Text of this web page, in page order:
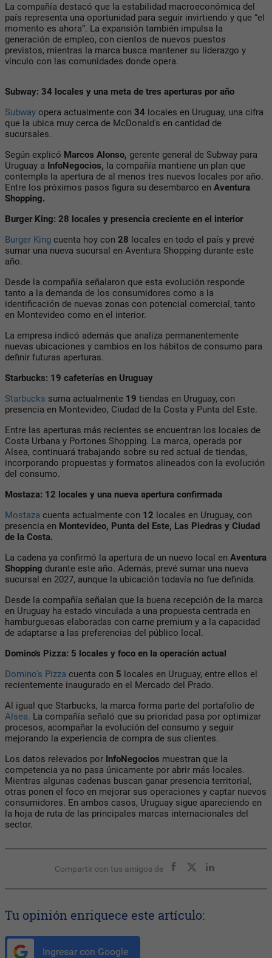
La compañía destacó que la estabilidad macroeconómica del
país representa una oportunidad para seguir invirtiendo y que “el
momento es ahora”. La expansión también impulsa la
generación de empleo, con cientos de nuevos puestos
previstos, mientras la marca busca mantener su liderazgo y
vínculo con las comunidades donde opera.
Subway: 34 locales y una meta de tres aperturas por año
Subway opera actualmente con 34 locales en Uruguay, una cifra
que la ubica muy cerca de McDonald's en cantidad de
sucursales.
Según explicó Marcos Alonso, gerente general de Subway para
Uruguay a InfoNegocios, la compañía mantiene un plan que
contempla la apertura de al menos tres nuevos locales por año.
Entre los próximos pasos figura su desembarco en Aventura
Shopping.
Burger King: 28 locales y presencia creciente en el interior
Burger King cuenta hoy con 28 locales en todo el país y prevé
sumar una nueva sucursal en Aventura Shopping durante este
año.
Desde la compañía señalaron que esta evolución responde
tanto a la demanda de los consumidores como a la
identificación de nuevas zonas con potencial comercial, tanto
en Montevideo como en el interior.
La empresa indicó además que analiza permanentemente
nuevas ubicaciones y cambios en los hábitos de consumo para
definir futuras aperturas.
Starbucks: 19 cafeterías en Uruguay
Starbucks suma actualmente 19 tiendas en Uruguay, con
presencia en Montevideo, Ciudad de la Costa y Punta del Este.
Entre las aperturas más recientes se encuentran los locales de
Costa Urbana y Portones Shopping. La marca, operada por
Alsea, continuará trabajando sobre su red actual de tiendas,
incorporando propuestas y formatos alineados con la evolución
del consumo.
Mostaza: 12 locales y una nueva apertura confirmada
Mostaza cuenta actualmente con 12 locales en Uruguay, con
presencia en Montevideo, Punta del Este, Las Piedras y Ciudad
de la Costa.
La cadena ya confirmó la apertura de un nuevo local en Aventura
Shopping durante este año. Además, prevé sumar una nueva
sucursal en 2027, aunque la ubicación todavía no fue definida.
Desde la compañía señalan que la buena recepción de la marca
en Uruguay ha estado vinculada a una propuesta centrada en
hamburguesas elaboradas con carne premium y a la capacidad
de adaptarse a las preferencias del público local.
Domino's Pizza: 5 locales y foco en la operación actual
Domino's Pizza cuenta con 5 locales en Uruguay, entre ellos el
recientemente inaugurado en el Mercado del Prado.
Al igual que Starbucks, la marca forma parte del portafolio de
Alsea. La compañía señaló que su prioridad pasa por optimizar
procesos, acompañar la evolución del consumo y seguir
mejorando la experiencia de compra de sus clientes.
Los datos relevados por InfoNegocios muestran que la
competencia ya no pasa únicamente por abrir más locales.
Mientras algunas cadenas buscan ganar presencia territorial,
otras ponen el foco en mejorar sus operaciones y captar nuevos
consumidores. En ambos casos, Uruguay sigue apareciendo en
la hoja de ruta de las principales marcas internacionales del
sector.
Compartir con tus amigos de
Tu opinión enriquece este artículo:
Ingresar con Google